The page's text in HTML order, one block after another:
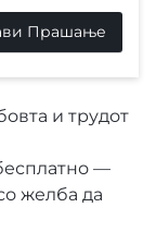
Прашање
и трудот
—
желба да